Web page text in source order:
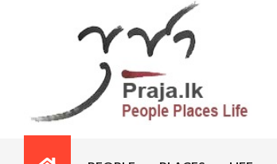
PRAJA.LK